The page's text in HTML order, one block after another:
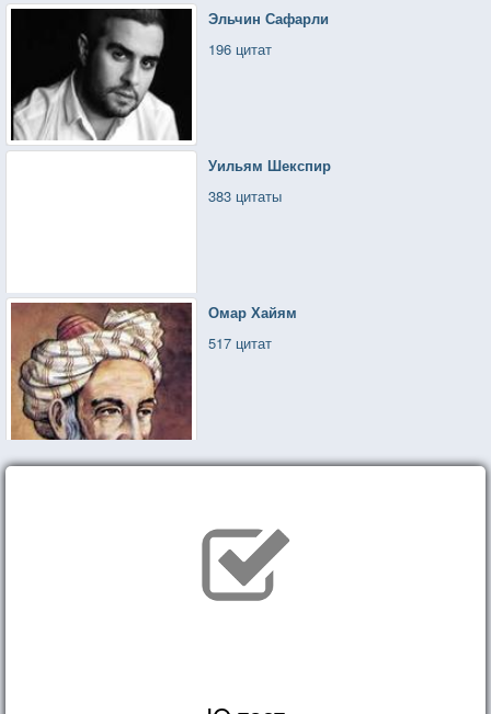
Эльчин Сафарли
196 цитат
Уильям Шекспир
383 цитаты
Омар Хайям
517 цитат